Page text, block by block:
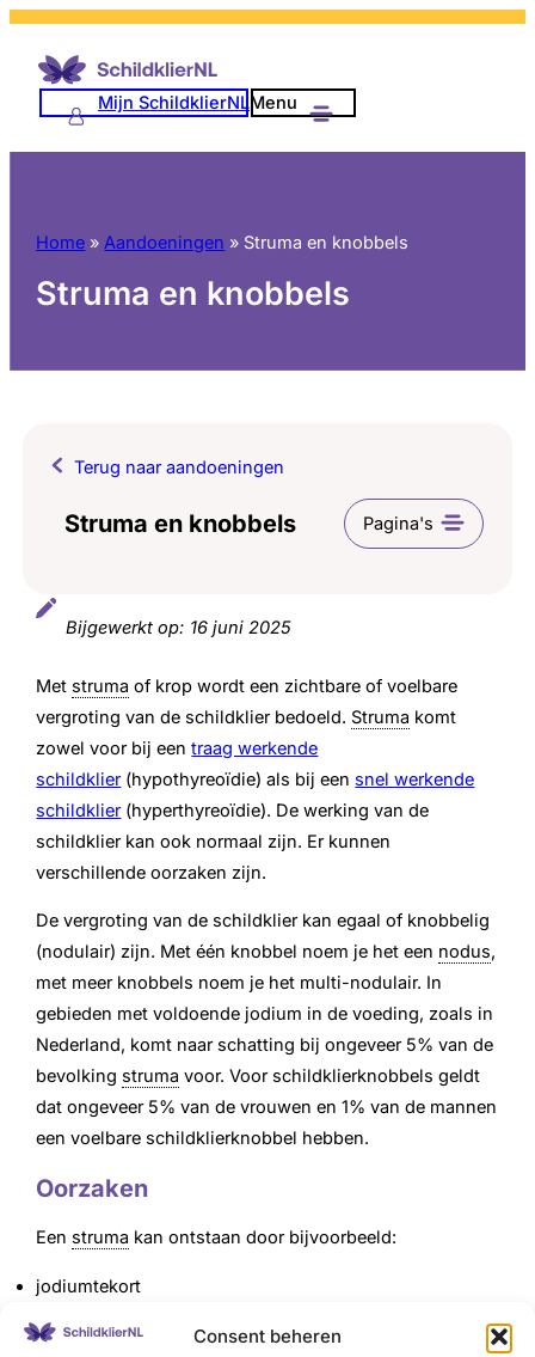
Consent beheren
Mijn SchildklierNLMenu
Home »Aandoeningen » Struma en knobbels
Struma en knobbels
Bijgewerkt op: 16 juni 2025
Met struma of krop wordt een zichtbare of voelbare
vergroting van de schildklier bedoeld. Struma komt
zowel voor bij eentraag werkende
schildklier(hypothyreoïdie) als bij een snel werkende
schildklier(hyperthyreoïdie). De werking van de
schildklier kan ook normaal zijn. Er kunnen
verschillende oorzaken zijn.
De vergroting van de schildklier kan egaal of knobbelig
(nodulair) zijn. Met één knobbel noem je het een nodus,
met meer knobbels noem je het multi-nodulair. In
gebieden met voldoende jodium in de voeding, zoals in
Nederland, komt naar schatting bij ongeveer 5% van de
bevolking struma voor. Voor schildklierknobbels geldt
dat ongeveer 5% van de vrouwen en 1% van de mannen
een voelbare schildklierknobbel hebben.
Oorzaken
Een struma kan ontstaan door bijvoorbeeld:
jodiumtekort
schildklierontsteking
Terug naar aandoeningen
Struma en knobbels
Klachten
Behandeling